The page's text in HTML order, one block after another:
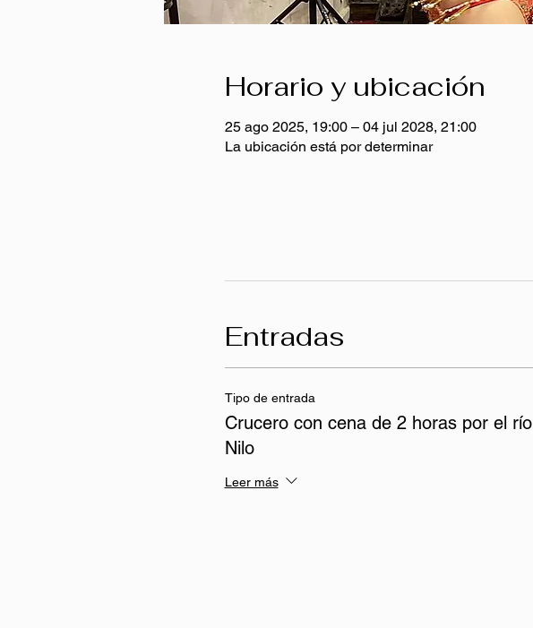
Horario y ubicación
25 ago 2025, 19:00 – 04 jul 2028, 21:00
La ubicación está por determinar
Entradas
Tipo de entrada
Crucero con cena de 2 horas por el río
Nilo
Leer más